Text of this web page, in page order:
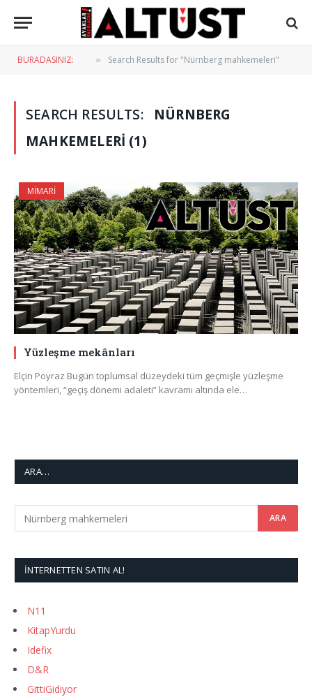
BURADASINIZ: » Search Results for "Nürnberg mahkemeleri"
SEARCH RESULTS:
NÜRNBERG
MAHKEMELERI (1)
MIMARI
Yüzleşme mekânları
Elçin Poyraz Bugün toplumsal düzeydeki tüm geçmişle yüzleşme
yöntemleri, “geçiş dönemi adaleti” kavramı altında ele…
ARA…
İNTERNETTEN SATIN AL!
N11
KitapYurdu
Idefix
D&R
GittiGidiyor